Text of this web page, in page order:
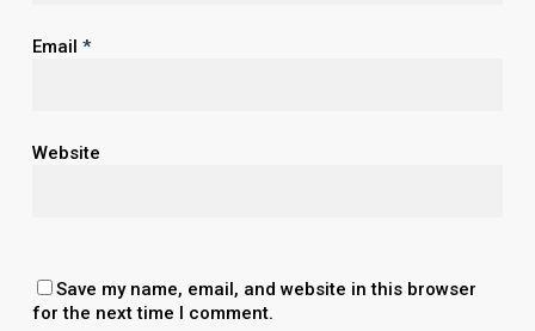
Email *
Website
Save my name, email, and website in this browser
for the next time I comment.